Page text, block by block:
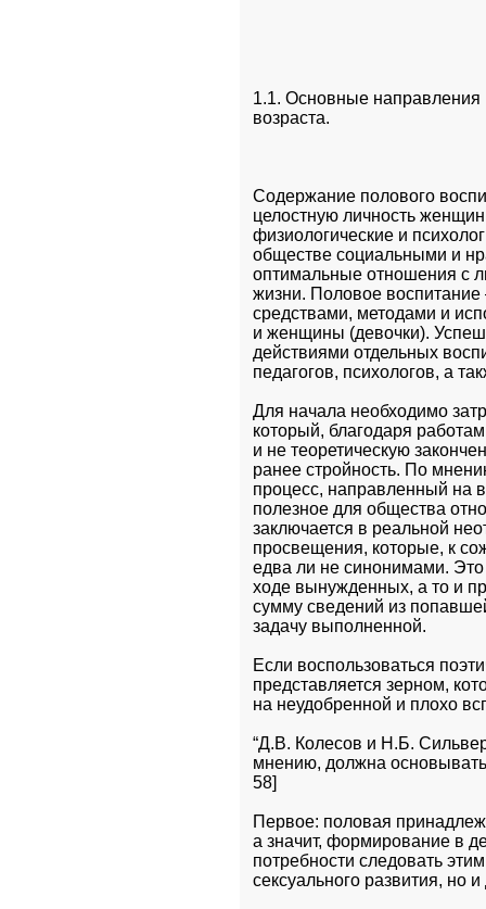
1.1. Основные направления
возраста.
Содержание полового
целостную личность
физиологические и
обществе социальными и
оптимальные отношения с
жизни. Половое
средствами, методами и
и женщины (девочки).
действиями отдельных
педагогов, психологов, а
Для начала необходимо
который, благодаря
и не теоретическую
ранее стройность. По
процесс, направленный на
полезное для общества
заключается в реальной
просвещения, которые, к
едва ли не синонимами. Это
ходе вынужденных, а то и
сумму сведений из
задачу выполненной.
Если воспользоваться
представляется зерном,
на неудобренной и плохо
“Д.В. Колесов и Н.Б.
мнению, должна
58]
Первое: половая
а значит, формирование в
потребности следовать
сексуального развития, но